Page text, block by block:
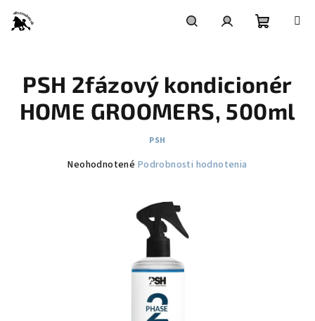
obsah
košík
PSH 2fázový kondicionér
HOME GROOMERS, 500ml
PSH
Priemerné
Neohodnotené Podrobnosti hodnotenia